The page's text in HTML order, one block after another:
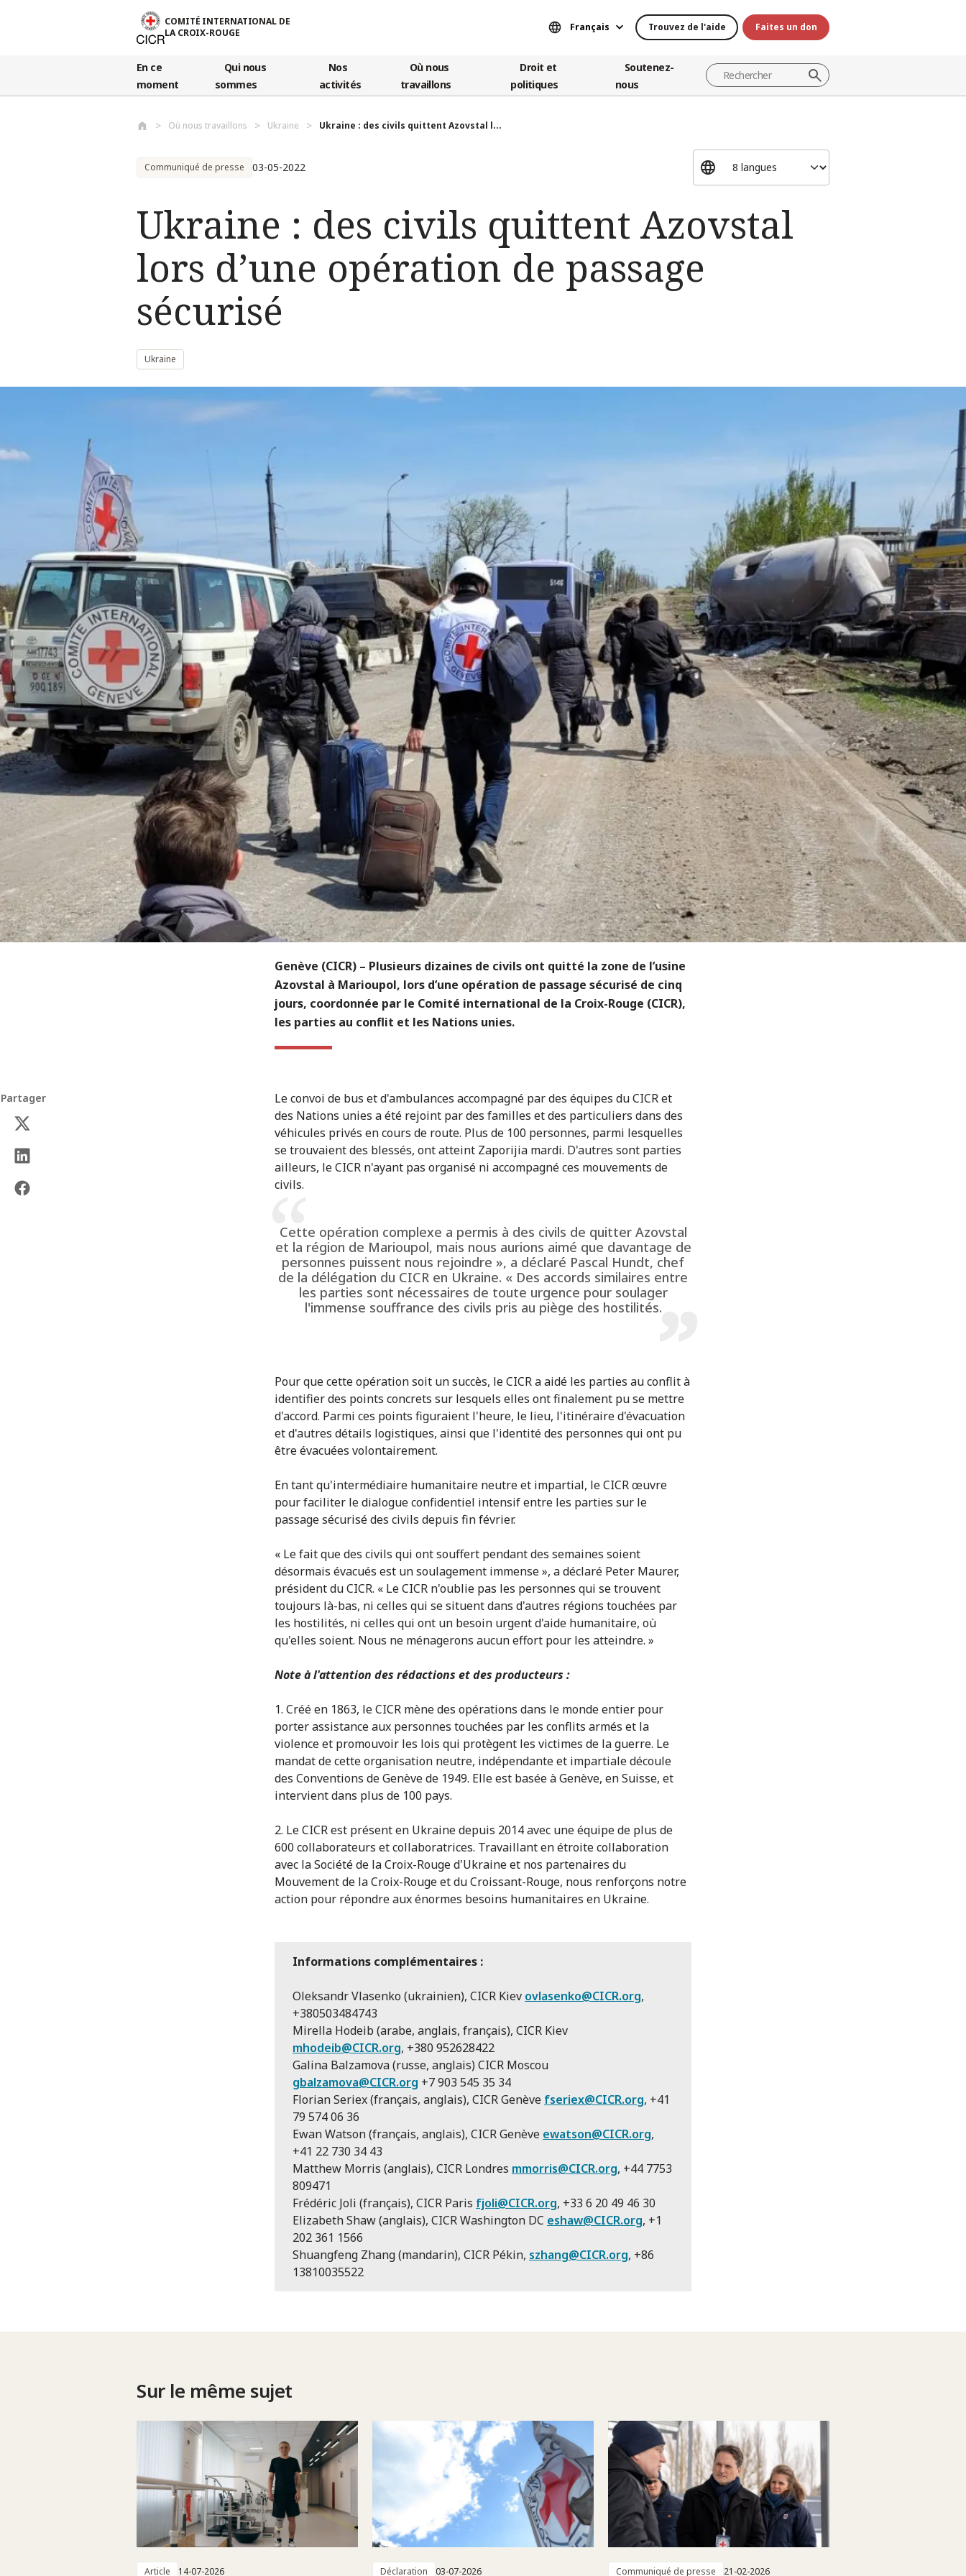
COMITÉ INTERNATIONAL DE
LA CROIX-ROUGE
Français Trouvez de l'aide Faites un don
En ce
moment
Qui nous
sommes
Nos
activités
Où nous
travaillons
Droit et
politiques
Soutenez-
nous
Où nous travaillons Ukraine Ukraine : des civils quittent Azovstal l...
Communiqué de presse 03-05-2022
Ukraine : des civils quittent Azovstal
lors d’une opération de passage
sécurisé
Ukraine
Genève (CICR) – Plusieurs dizaines de civils ont quitté la zone de l’usine
Azovstal à Marioupol, lors d’une opération de passage sécurisé de cinq
jours, coordonnée par le Comité international de la Croix-Rouge (CICR),
les parties au conflit et les Nations unies.
Partager
Le convoi de bus et d'ambulances accompagné par des équipes du CICR et
des Nations unies a été rejoint par des familles et des particuliers dans des
véhicules privés en cours de route. Plus de 100 personnes, parmi lesquelles
se trouvaient des blessés, ont atteint Zaporijia mardi. D'autres sont parties
ailleurs, le CICR n'ayant pas organisé ni accompagné ces mouvements de
civils.
Cette opération complexe a permis à des civils de quitter Azovstal
et la région de Marioupol, mais nous aurions aimé que davantage de
personnes puissent nous rejoindre », a déclaré Pascal Hundt, chef
de la délégation du CICR en Ukraine. « Des accords similaires entre
les parties sont nécessaires de toute urgence pour soulager
l'immense souffrance des civils pris au piège des hostilités.
Pour que cette opération soit un succès, le CICR a aidé les parties au conflit à
identifier des points concrets sur lesquels elles ont finalement pu se mettre
d'accord. Parmi ces points figuraient l'heure, le lieu, l'itinéraire d'évacuation
et d'autres détails logistiques, ainsi que l'identité des personnes qui ont pu
être évacuées volontairement.
En tant qu'intermédiaire humanitaire neutre et impartial, le CICR œuvre
pour faciliter le dialogue confidentiel intensif entre les parties sur le
passage sécurisé des civils depuis fin février.
« Le fait que des civils qui ont souffert pendant des semaines soient
désormais évacués est un soulagement immense », a déclaré Peter Maurer,
président du CICR. « Le CICR n'oublie pas les personnes qui se trouvent
toujours là-bas, ni celles qui se situent dans d'autres régions touchées par
les hostilités, ni celles qui ont un besoin urgent d'aide humanitaire, où
qu'elles soient. Nous ne ménagerons aucun effort pour les atteindre. »
Note à l'attention des rédactions et des producteurs :
1. Créé en 1863, le CICR mène des opérations dans le monde entier pour
porter assistance aux personnes touchées par les conflits armés et la
violence et promouvoir les lois qui protègent les victimes de la guerre. Le
mandat de cette organisation neutre, indépendante et impartiale découle
des Conventions de Genève de 1949. Elle est basée à Genève, en Suisse, et
intervient dans plus de 100 pays.
2. Le CICR est présent en Ukraine depuis 2014 avec une équipe de plus de
600 collaborateurs et collaboratrices. Travaillant en étroite collaboration
avec la Société de la Croix-Rouge d'Ukraine et nos partenaires du
Mouvement de la Croix-Rouge et du Croissant-Rouge, nous renforçons notre
action pour répondre aux énormes besoins humanitaires en Ukraine.
Informations complémentaires :
Oleksandr Vlasenko (ukrainien), CICR Kiev ovlasenko@CICR.org,
+380503484743
Mirella Hodeib (arabe, anglais, français), CICR Kiev
mhodeib@CICR.org, +380 952628422
Galina Balzamova (russe, anglais) CICR Moscou
gbalzamova@CICR.org +7 903 545 35 34
Florian Seriex (français, anglais), CICR Genève fseriex@CICR.org, +41
79 574 06 36
Ewan Watson (français, anglais), CICR Genève ewatson@CICR.org,
+41 22 730 34 43
Matthew Morris (anglais), CICR Londres mmorris@CICR.org, +44 7753
809471
Frédéric Joli (français), CICR Paris fjoli@CICR.org, +33 6 20 49 46 30
Elizabeth Shaw (anglais), CICR Washington DC eshaw@CICR.org, +1
202 361 1566
Shuangfeng Zhang (mandarin), CICR Pékin, szhang@CICR.org, +86
13810035522
Sur le même sujet
Article 14-07-2026 Déclaration 03-07-2026 Communiqué de presse 21-02-2026